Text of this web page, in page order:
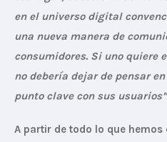
en el universo digital
una nueva manera de
consumidores. Si uno quiere
no debería dejar de pensar
punto clave con sus
A partir de todo lo que